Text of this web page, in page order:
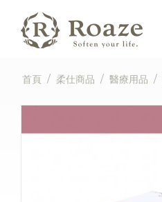
首頁 / 柔仕商品 / 醫療用品 /